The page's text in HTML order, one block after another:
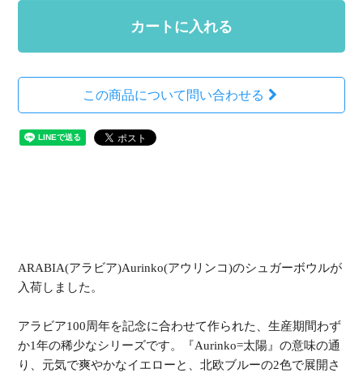
カートに入れる
この商品について問い合わせる
ARABIA(アラビア)Aurinko(アウリンコ)のシュガーボウルが
入荷しました。
アラビア100周年を記念に合わせて作られた、生産期間わず
か1年の稀少なシリーズです。『Aurinko=太陽』の意味の通
り、元気で爽やかなイエローと、北欧ブルーの2色で展開さ